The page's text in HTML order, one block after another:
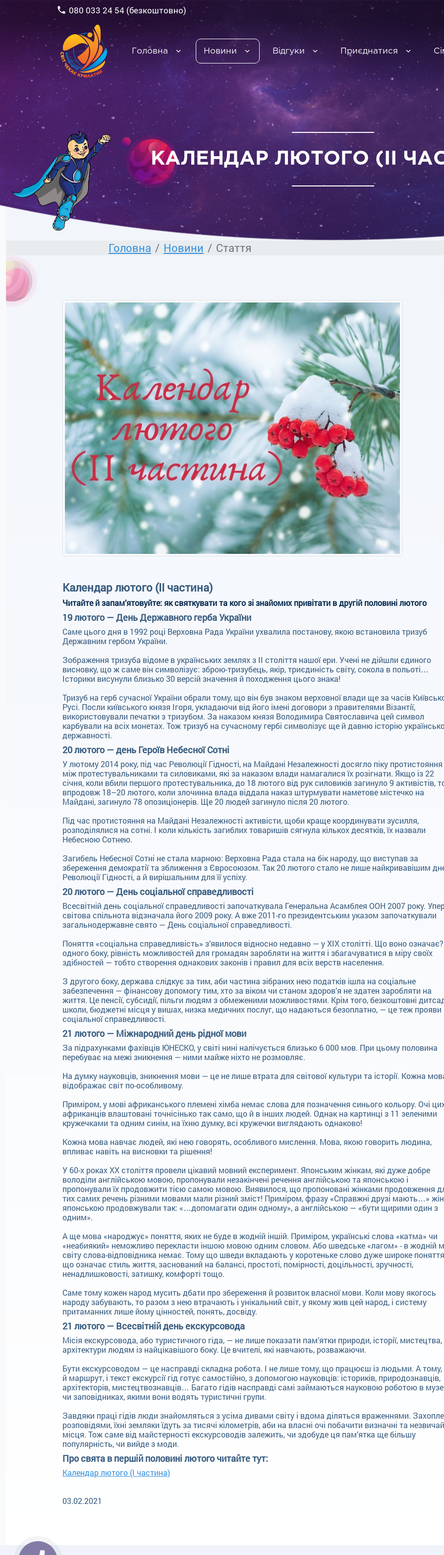
080 033 24 54 (безкоштовно)
Головна Новини Відгуки Приєднатися
КАЛЕНДАР ЛЮТОГО (II
Головна Новини Стаття
Календар лютого (II частина)
Читайте й запам’ятовуйте: як святкувати та кого зі знайомих привітати в другій половині лютого
19 лютого — День Державного герба України
Саме цього дня в 1992 році Верховна Рада України ухвалила постанову, якою встановила тризуб
Державним гербом України.
Зображення тризуба відоме в українських землях з II століття нашої ери. Учені не дійшли єдиного
висновку, що ж саме він символізує: зброю-тризубець, якір, триєдиність світу, сокола в польоті…
Історики висунули близько 30 версій значення й походження цього знака!
Тризуб на герб сучасної України обрали тому, що він був знаком верховної влади ще за часів
Русі. Посли київського князя Ігоря, укладаючи від його імені договори з правителями Візантії,
використовували печатки з тризубом. За наказом князя Володимира Святославича цей символ
карбували на всіх монетах. Тож тризуб на сучасному гербі символізує ще й давню історію
державності.
20 лютого — день Героїв Небесної Сотні
У лютому 2014 року, під час Революції Гідності, на Майдані Незалежності досягло піку протистояння
між протестувальниками та силовиками, які за наказом влади намагалися їх розігнати. Якщо із 22
січня, коли вбили першого протестувальника, до 18 лютого від рук силовиків загинуло 9 активістів,
впродовж 18–20 лютого, коли злочинна влада віддала наказ штурмувати наметове містечко на
Майдані, загинуло 78 опозиціонерів. Ще 20 людей загинуло після 20 лютого.
Під час протистояння на Майдані Незалежності активісти, щоби краще координувати зусилля,
розподілялися на сотні. І коли кількість загиблих товаришів сягнула кількох десятків, їх назвали
Небесною Сотнею.
Загибель Небесної Сотні не стала марною: Верховна Рада стала на бік народу, що виступав за
збереження демократії та зближення з Євросоюзом. Так 20 лютого стало не лише найкривавішим
Революції Гідності, а й вирішальним для її успіху.
20 лютого — День соціальної справедливості
Всесвітній день соціальної справедливості започаткувала Генеральна Асамблея ООН 2007 року.
світова спільнота відзначала його 2009 року. А вже 2011-го президентським указом започаткували
загальнодержавне свято — День соціальної справедливості.
Поняття «соціальна справедливість» з’явилося відносно недавно — у ХІХ столітті. Що воно
одного боку, рівність можливостей для громадян заробляти на життя і збагачуватися в міру своїх
здібностей — тобто створення однакових законів і правил для всіх верств населення.
З другого боку, держава слідкує за тим, аби частина зібраних нею податків ішла на соціальне
забезпечення — фінансову допомогу тим, хто за віком чи станом здоров’я не здатен заробляти на
життя. Це пенсії, субсидії, пільги людям з обмеженими можливостями. Крім того, безкоштовні
школи, бюджетні місця у вишах, низка медичних послуг, що надаються безоплатно, — це теж прояви
соціальної справедливості.
21 лютого — Міжнародний день рідної мови
За підрахунками фахівців ЮНЕСКО, у світі нині налічується близько 6 000 мов. При цьому половина
перебуває на межі зникнення — ними майже ніхто не розмовляє.
На думку науковців, зникнення мови — це не лише втрата для світової культури та історії. Кожна
відображає світ по-особливому.
Приміром, у мові африканського племені хімба немає слова для позначення синього кольору. Очі
африканців влаштовані точнісінько так само, що й в інших людей. Однак на картинці з 11 зеленими
кружечками та одним синім, на їхню думку, всі кружечки виглядають однаково!
Кожна мова навчає людей, які нею говорять, особливого мислення. Мова, якою говорить людина,
впливає навіть на висновки та рішення!
У 60-х роках XX століття провели цікавий мовний експеримент. Японським жінкам, які дуже добре
володіли англійською мовою, пропонували незакінчені речення англійською та японською і
пропонували їх продовжити тією самою мовою. Виявилося, що пропоновані жінками продовження
тих самих речень різними мовами мали різний зміст! Приміром, фразу «Справжні друзі мають…»
японською продовжували так: «…допомагати один одному», а англійською — «бути щирими один з
одним».
А ще мова «народжує» поняття, яких не буде в жодній іншій. Приміром, українські слова «катма» чи
«неабиякий» неможливо перекласти іншою мовою одним словом. Або шведське «лагом» - в жодній
світу слова-відповідника немає. Тому що шведи вкладають у коротеньке слово дуже широке
що означає стиль життя, заснований на балансі, простоті, помірності, доцільності, зручності,
ненадлишковості, затишку, комфорті тощо.
Саме тому кожен народ мусить дбати про збереження й розвиток власної мови. Коли мову якогось
народу забувають, то разом з нею втрачають і унікальний світ, у якому жив цей народ, і систему
притаманних лише йому цінностей, понять, досвіду.
21 лютого — Всесвітній день екскурсовода
Місія екскурсовода, або туристичного гіда, — не лише показати пам’ятки природи, історії, мистецтва,
архітектури людям із найцікавішого боку. Це вчителі, які навчають, розважаючи.
Бути екскурсоводом — це насправді складна робота. І не лише тому, що працюєш із людьми. А
й маршрут, і текст екскурсії гід готує самостійно, з допомогою науковців: істориків, природознавців,
архітекторів, мистецтвознавців… Багато гідів насправді самі займаються науковою роботою в
чи заповідниках, якими вони водять туристичні групи.
Завдяки праці гідів люди знайомляться з усіма дивами світу і вдома діляться враженнями.
розповідями, їхні земляки їдуть за тисячі кілометрів, аби на власні очі побачити визначні та
місця. Тож саме від майстерності екскурсоводів залежить, чи здобуде ця пам’ятка ще більшу
популярність, чи вийде з моди.
Про свята в першій половині лютого читайте тут:
Календар лютого (І частина)
03.02.2021